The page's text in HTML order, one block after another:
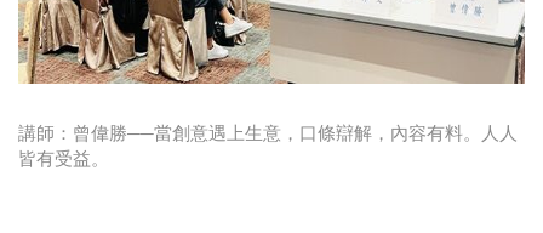
講師：曾偉勝──當創意遇上生意，口條辯解，內容有料。人人
皆有受益。